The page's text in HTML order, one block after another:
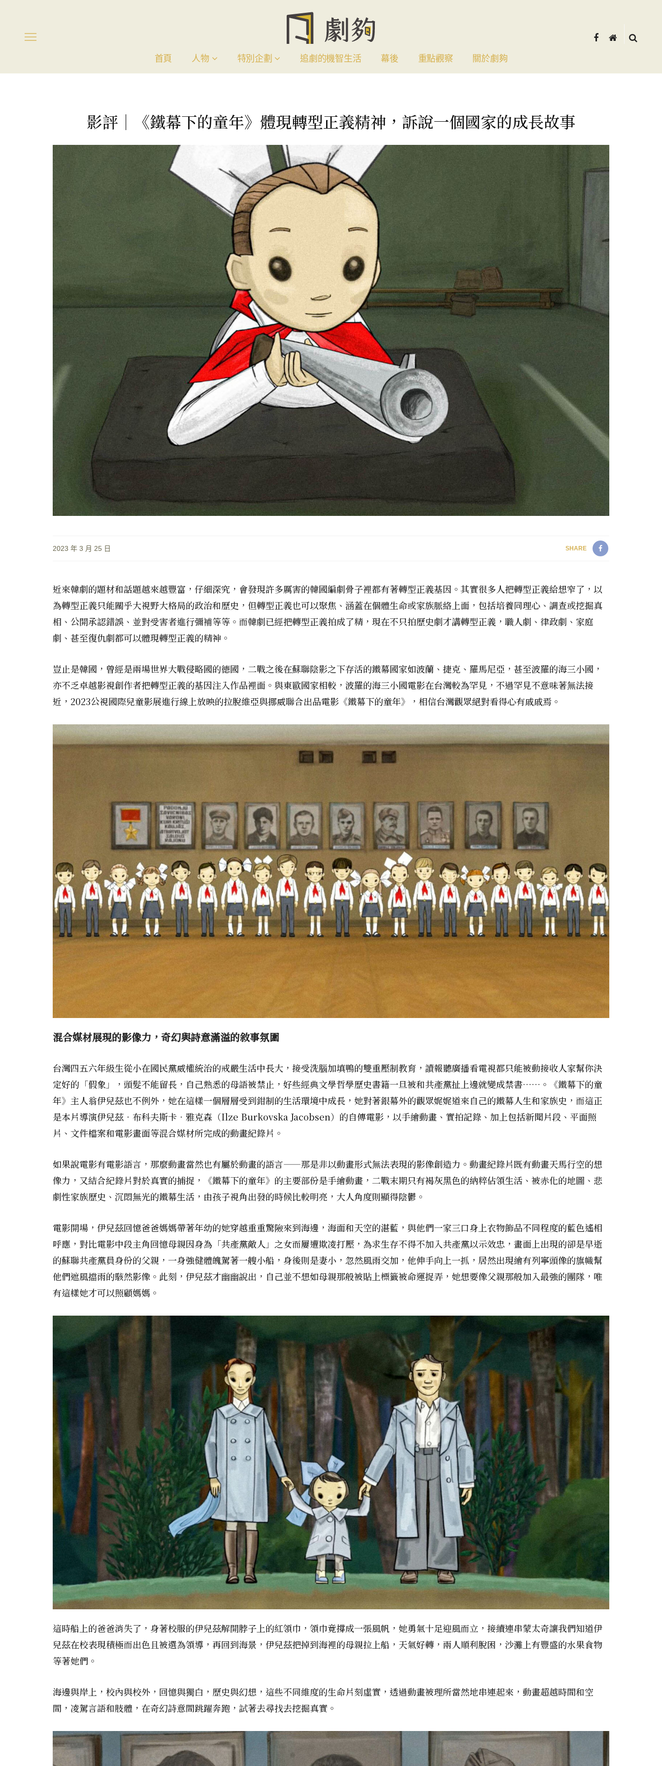
首頁 人物 特別企劃 追劇的機智生活 幕後 重點觀察 關於劇夠
影評｜《鐵幕下的童年》體現轉型正義精神，訴說一個國家的成長故事
2023 年 3 月 25 日 SHARE
近來韓劇的題材和話題越來越豐富，仔細深究，會發現許多厲害的韓國編劇骨子裡都有著轉型正義基因。其實很多人把轉型正義給想窄了，以
為轉型正義只能關乎大視野大格局的政治和歷史，但轉型正義也可以聚焦、涵蓋在個體生命或家族脈絡上面，包括培養同理心、調查或挖掘真
相、公開承認錯誤、並對受害者進行彌補等等。而韓劇已經把轉型正義拍成了精，現在不只拍歷史劇才講轉型正義，職人劇、律政劇、家庭
劇、甚至復仇劇都可以體現轉型正義的精神。
豈止是韓國，曾經是兩場世界大戰侵略國的德國，二戰之後在蘇聯陰影之下存活的鐵幕國家如波蘭、捷克、羅馬尼亞，甚至波羅的海三小國，
亦不乏卓越影視創作者把轉型正義的基因注入作品裡面。與東歐國家相較，波羅的海三小國電影在台灣較為罕見，不過罕見不意味著無法接
近，2023公視國際兒童影展進行線上放映的拉脫維亞與挪威聯合出品電影《鐵幕下的童年》，相信台灣觀眾絕對看得心有戚戚焉。
混合媒材展現的影像力，奇幻與詩意滿溢的敘事氛圍
台灣四五六年級生從小在國民黨威權統治的戒嚴生活中長大，接受洗腦加填鴨的雙重壓制教育，讀報聽廣播看電視都只能被動接收人家幫你決
定好的「假象」，頭髮不能留長，自己熟悉的母語被禁止，好些經典文學哲學歷史書籍一旦被和共產黨扯上邊就變成禁書……。《鐵幕下的童
年》主人翁伊兒茲也不例外，她在這樣一個層層受到鉗制的生活環境中成長，她對著銀幕外的觀眾娓娓道來自己的鐵幕人生和家族史，而這正
是本片導演伊兒茲．布科夫斯卡．雅克森（Ilze Burkovska Jacobsen）的自傳電影，以手繪動畫、實拍記錄、加上包括新聞片段、平面照
片、文件檔案和電影畫面等混合媒材所完成的動畫紀錄片。
如果說電影有電影語言，那麼動畫當然也有屬於動畫的語言——那是非以動畫形式無法表現的影像創造力。動畫紀錄片既有動畫天馬行空的想
像力，又結合紀錄片對於真實的捕捉，《鐵幕下的童年》的主要部份是手繪動畫，二戰末期只有褐灰黑色的納粹佔領生活、被赤化的地圖、悲
劇性家族歷史、沉悶無光的鐵幕生活，由孩子視角出發的時候比較明亮，大人角度則顯得陰鬱。
電影開場，伊兒茲回憶爸爸媽媽帶著年幼的她穿越重重驚險來到海邊，海面和天空的湛藍，與他們一家三口身上衣物飾品不同程度的藍色遙相
呼應，對比電影中段主角回憶母親因身為「共產黨敵人」之女而屢遭欺凌打壓，為求生存不得不加入共產黨以示效忠，畫面上出現的卻是早逝
的蘇聯共產黨員身份的父親，一身強健體魄駕著一艘小船，身後則是妻小，忽然風雨交加，他伸手向上一抓，居然出現繪有列寧頭像的旗幟幫
他們遮風擋雨的駭然影像。此刻，伊兒茲才幽幽說出，自己並不想如母親那般被貼上標籤被命運捉弄，她想要像父親那般加入最強的團隊，唯
有這樣她才可以照顧媽媽。
這時船上的爸爸消失了，身著校服的伊兒茲解開脖子上的紅領巾，領巾竟撐成一張風帆，她勇氣十足迎風而立，接續連串蒙太奇讓我們知道伊
兒茲在校表現積極而出色且被選為領導，再回到海景，伊兒茲把掉到海裡的母親拉上船，天氣好轉，兩人順利脫困，沙灘上有豐盛的水果食物
等著她們。
海邊與岸上，校內與校外，回憶與獨白，歷史與幻想，這些不同維度的生命片刻虛實，透過動畫被理所當然地串連起來，動畫超越時間和空
間，凌駕言語和肢體，在奇幻詩意間跳躍奔跑，試著去尋找去挖掘真實。